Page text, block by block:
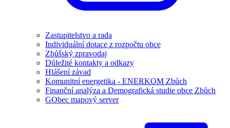
Zastupitelstvo a rada
Individuální dotace z rozpočtu obce
Zbůšský zpravodaj
Důležité kontakty a odkazy
Hlášení závad
Komunitní energetika - ENERKOM Zbůch
Finanční analýza a Demografická studie obce Zbůch
GObec mapový server